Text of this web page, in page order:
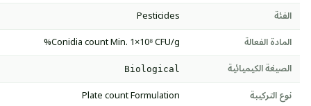
الفئة
Pesticides
المادة الفعالة
Conidia count Min. 1×10⁸ CFU/g%
الصيغة الكيميائية
Biological
نوع التركيبة
Plate count Formulation